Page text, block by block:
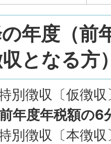
年度（前
となる方
別徴収〔仮徴
年度年税額の6
別徴収〔本徴